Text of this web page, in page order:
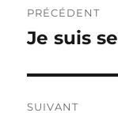
de
PRÉCÉDENT
Publication
Je suis
SUIVANT